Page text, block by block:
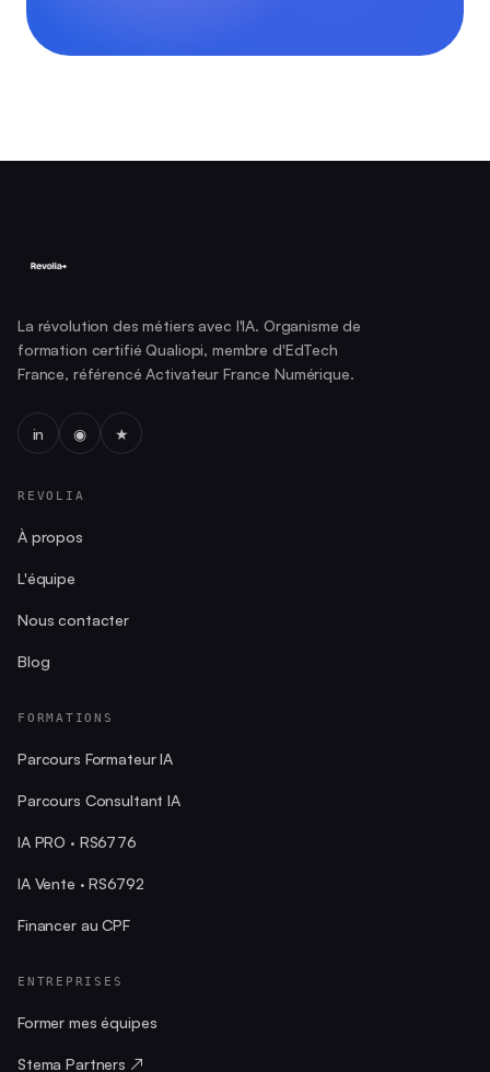
La révolution des métiers avec l'IA. Organisme de
formation certifié Qualiopi, membre d'EdTech
France, référencé Activateur France Numérique.
in ◉ ★
REVOLIA
À propos
L'équipe
Nous contacter
Blog
FORMATIONS
Parcours Formateur IA
Parcours Consultant IA
IA PRO · RS6776
IA Vente · RS6792
Financer au CPF
ENTREPRISES
Former mes équipes
Stema Partners ↗